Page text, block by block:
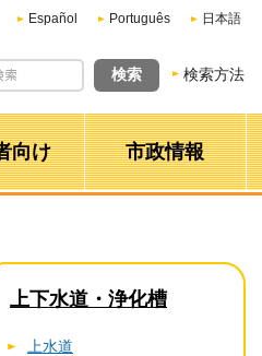
Español Português
日本語
検索方法
向け 市政情報
上下水道・浄化槽
上水道